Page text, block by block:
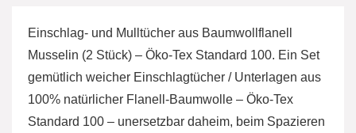
Einschlag- und Mulltücher aus Baumwollflanell
Musselin (2 Stück) – Öko-Tex Standard 100. Ein Set
gemütlich weicher Einschlagtücher / Unterlagen aus
100% natürlicher Flanell-Baumwolle – Öko-Tex
Standard 100 – unersetzbar daheim, beim Spazieren